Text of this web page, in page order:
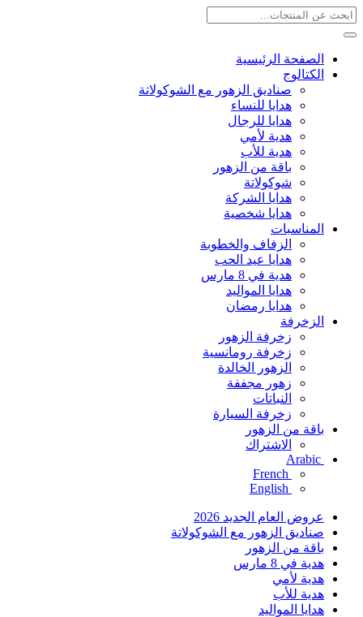
الصفحة الرئيسية
الكتالوج
صناديق الزهور مع الشوكولاتة
هدايا للنساء
هدايا للرجال
هدية لأمي
هدية للأب
باقة من الزهور
شوكولاتة
هدايا الشركة
هدايا شخصية
المناسبات
الزفاف والخطوبة
هدايا عيد الحب
هدية في 8 مارس
هدايا المواليد
هدايا رمضان
الزخرفة
زخرفة الزهور
زخرفة رومانسية
الزهور الخالدة
زهور مجففة
النباتات
زخرفة السيارة
باقة من الزهور
الاشتراك
Arabic
French
English
عروض العام الجديد 2026
صناديق الزهور مع الشوكولاتة
باقة من الزهور
هدية في 8 مارس
هدية لأمي
هدية للأب
هدايا المواليد